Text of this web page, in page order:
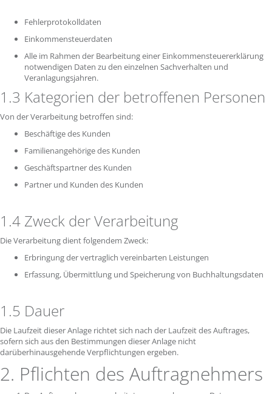
Fehlerprotokolldaten
Einkommensteuerdaten
Alle im Rahmen der Bearbeitung einer Einkommensteuererklärung
notwendigen Daten zu den einzelnen Sachverhalten und
Veranlagungsjahren.
1.3 Kategorien der betroffenen Personen
Von der Verarbeitung betroffen sind:
Beschäftige des Kunden
Familienangehörige des Kunden
Geschäftspartner des Kunden
Partner und Kunden des Kunden
1.4 Zweck der Verarbeitung
Die Verarbeitung dient folgendem Zweck:
Erbringung der vertraglich vereinbarten Leistungen
Erfassung, Übermittlung und Speicherung von Buchhaltungsdaten
1.5 Dauer
Die Laufzeit dieser Anlage richtet sich nach der Laufzeit des Auftrages,
sofern sich aus den Bestimmungen dieser Anlage nicht
darüberhinausgehende Verpflichtungen ergeben.
2. Pflichten des Auftragnehmers